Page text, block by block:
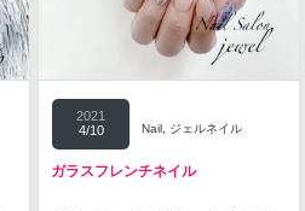
2021
4/10
Nail ジェルネイル
ガラスフレンチネイル